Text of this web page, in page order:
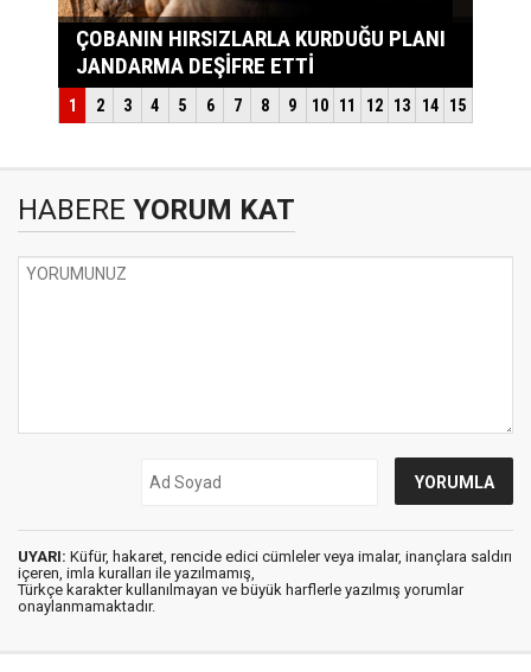
HABERE YORUM KAT
UYARI: Küfür, hakaret, rencide edici cümleler veya imalar, inançlara saldırı
içeren, imla kuralları ile yazılmamış,
Türkçe karakter kullanılmayan ve büyük harflerle yazılmış yorumlar
onaylanmamaktadır.